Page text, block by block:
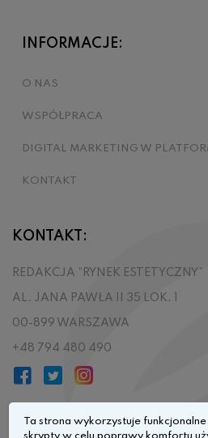
Ta strona wykorzystuje
INFORMACJE:
O NAS
WSPÓŁPRACA
DIGITAL MARKETING W
KONTAKT
KONTAKT:
REDAKCJA “RYNEK ESTETYCZNY”
AL. JANA PAWŁA II 35 LOK. 1
00-899 WARSZAWA
+48 794 480 490